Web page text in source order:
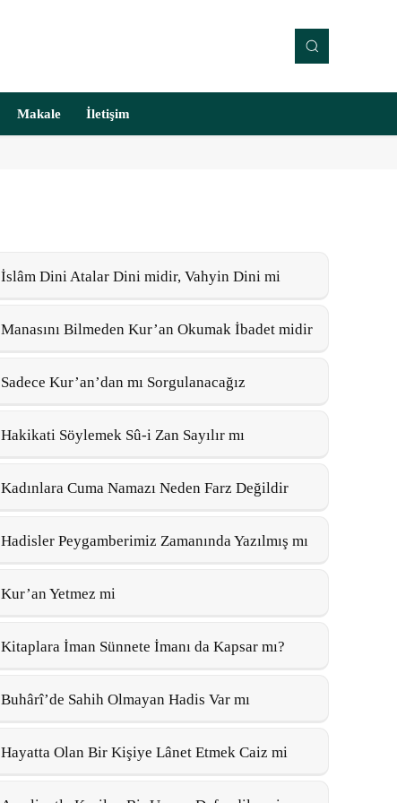
Makale İletişim
İslâm Dini Atalar Dini midir, Vahyin Dini mi
Manasını Bilmeden Kur’an Okumak İbadet midir
Sadece Kur’an’dan mı Sorgulanacağız
Hakikati Söylemek Sû-i Zan Sayılır mı
Kadınlara Cuma Namazı Neden Farz Değildir
Hadisler Peygamberimiz Zamanında Yazılmış mı
Kur’an Yetmez mi
Kitaplara İman Sünnete İmanı da Kapsar mı?
Buhârî’de Sahih Olmayan Hadis Var mı
Hayatta Olan Bir Kişiye Lânet Etmek Caiz mi